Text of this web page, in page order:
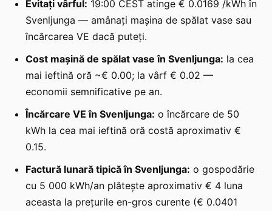
Evitați vârful: 19:00 CEST atinge € 0.0169 /kWh în
Svenljunga — amânați mașina de spălat vase sau
încărcarea VE dacă puteți.
Cost mașină de spălat vase în Svenljunga: la cea
mai ieftină oră ~€ 0.00; la vârf € 0.02 —
economii semnificative pe an.
Încărcare VE în Svenljunga: o încărcare de 50
kWh la cea mai ieftină oră costă aproximativ €
0.15.
Factură lunară tipică în Svenljunga: o gospodărie
cu 5 000 kWh/an plătește aproximativ € 4 luna
aceasta la prețurile en-gros curente (€ 0.0401